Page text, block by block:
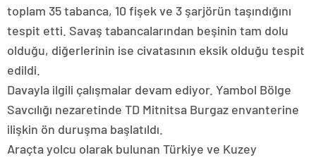
toplam 35 tabanca, 10 fişek ve 3 şarjörün taşındığını
tespit etti. Savaş tabancalarından beşinin tam dolu
olduğu, diğerlerinin ise civatasının eksik olduğu tespit
edildi.
Davayla ilgili çalışmalar devam ediyor. Yambol Bölge
Savcılığı nezaretinde TD Mitnitsa Burgaz envanterine
ilişkin ön duruşma başlatıldı.
Araçta yolcu olarak bulunan Türkiye ve Kuzey